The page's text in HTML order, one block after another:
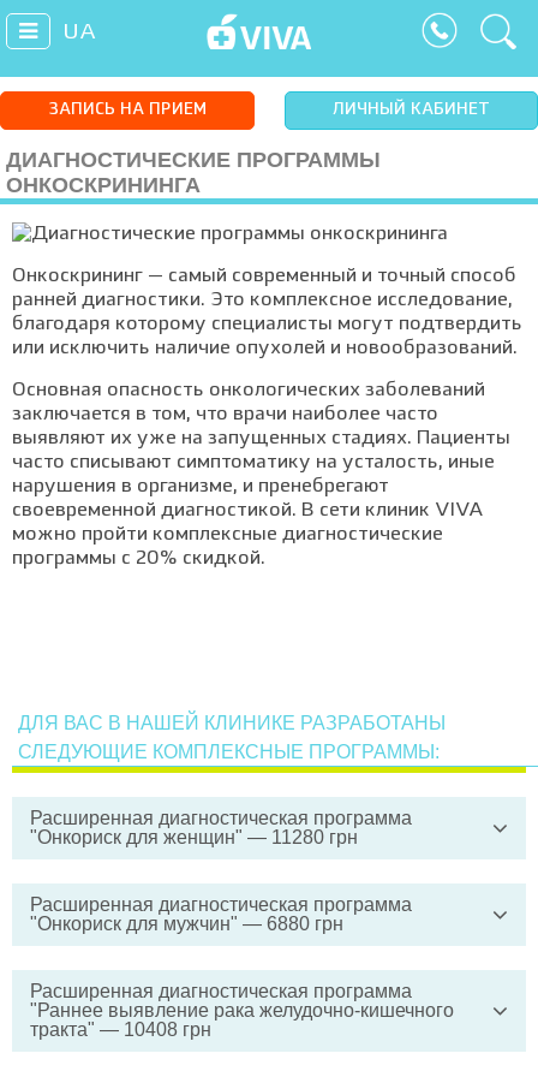
UA
ЗАПИСЬ НА ПРИЕМ ЛИЧНЫЙ КАБИНЕТ
ДИАГНОСТИЧЕСКИЕ ПРОГРАММЫ
ОНКОСКРИНИНГА
Онкоскрининг — самый современный и точный способ
ранней диагностики. Это комплексное исследование,
благодаря которому специалисты могут подтвердить
или исключить наличие опухолей и новообразований.
Основная опасность онкологических заболеваний
заключается в том, что врачи наиболее часто
выявляют их уже на запущенных стадиях. Пациенты
часто списывают симптоматику на усталость, иные
нарушения в организме, и пренебрегают
своевременной диагностикой. В сети клиник VIVA
можно пройти комплексные диагностические
программы с 20% скидкой.
ДЛЯ ВАС В НАШЕЙ КЛИНИКЕ РАЗРАБОТАНЫ
СЛЕДУЮЩИЕ КОМПЛЕКСНЫЕ ПРОГРАММЫ:
Расширенная диагностическая программа
"Онкориск для женщин" — 11280 грн
Кольпоскопия
контрастированием (без стоимости
введения контраста)
Анестезиологическое сопровождение
Расширенная диагностическая программа
"Онкориск для мужчин" — 6880 грн
контрастированием (без стоимости
введения контраста)
Расширенная диагностическая программа
"Раннее выявление рака желудочно-кишечного
тракта" — 10408 грн